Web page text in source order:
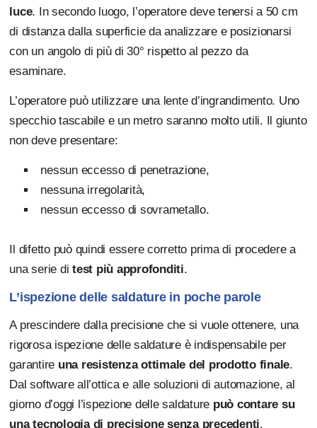
luce. In secondo luogo, l’operatore deve tenersi a 50 cm
di distanza dalla superficie da analizzare e posizionarsi
con un angolo di più di 30° rispetto al pezzo da
esaminare.
L’operatore può utilizzare una lente d’ingrandimento. Uno
specchio tascabile e un metro saranno molto utili. Il giunto
non deve presentare:
nessun eccesso di penetrazione,
nessuna irregolarità,
nessun eccesso di sovrametallo.
Il difetto può quindi essere corretto prima di procedere a
una serie ditest più approfonditi.
L’ispezione delle saldature in poche parole
A prescindere dalla precisione che si vuole ottenere, una
rigorosa ispezione delle saldature è indispensabile per
garantire una resistenza ottimale del prodotto finale.
Dal software all’ottica e alle soluzioni di automazione, al
giorno d’oggi l’ispezione delle saldature può contare su
una tecnologia di precisione senza precedenti.